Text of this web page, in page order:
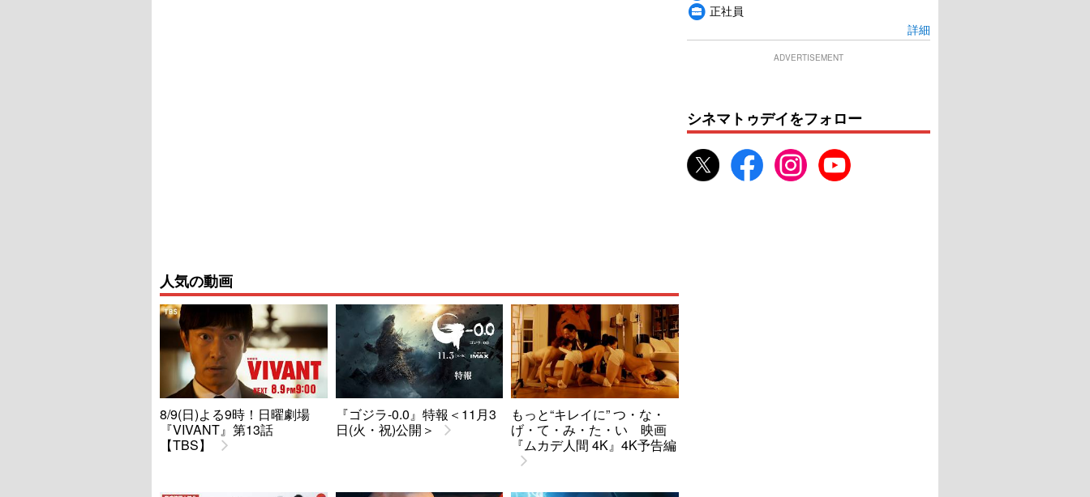
人気の動画
8/9(日)よる9時！日曜劇場
『VIVANT』第13話
【TBS】
『ゴジラ-0.0』特報＜11月3
日(火・祝)公開＞
もっと“キレイに” つ・な・
げ・て・み・た・い 映画
『ムカデ人間 4K』4K予告編
正社員
詳細
ADVERTISEMENT
シネマトゥデイをフォロー